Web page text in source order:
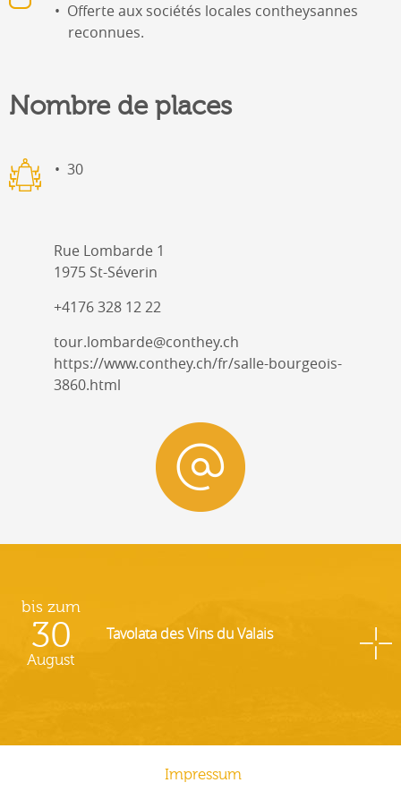
Offerte aux sociétés locales contheysannes
reconnues.
Nombre de places
30
Rue Lombarde 1
1975 St-Séverin
+4176 328 12 22
tour.lombarde@conthey.ch
https://www.conthey.ch/fr/salle-bourgeois-
3860.html
bis zum
30
August
Tavolata des Vins du Valais
Impressum